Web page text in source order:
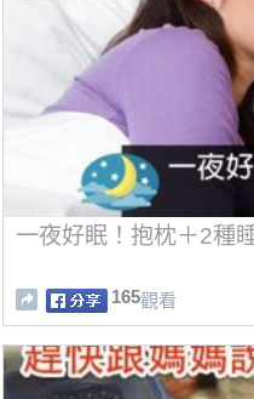
一夜好眠！抱枕＋2種
165觀看